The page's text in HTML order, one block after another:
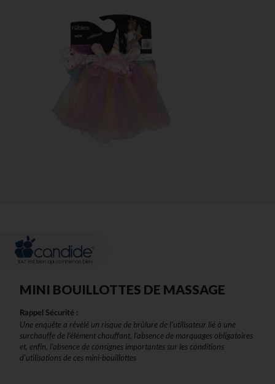
MINI BOUILLOTTES DE MASSAGE
Rappel Sécurité :
Une enquête a révélé un risque de brûlure de l’utilisateur lié à une
surchauffe de l’élément chauffant, l’absence de marquages obligatoires
et, enfin, l'absence de consignes importantes sur les conditions
d’utilisations de ces mini-bouillottes